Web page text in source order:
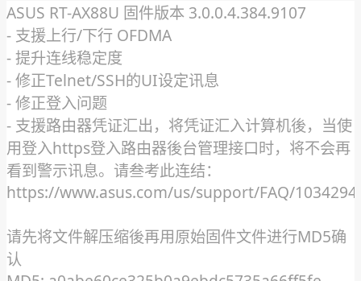
ASUS RT-AX88U 固件版本 3.0.0.4.384.9107
- 支援上行/下行 OFDMA
- 提升连线稳定度
- 修正Telnet/SSH的UI设定讯息
- 修正登入问题
- 支援路由器凭证汇出，将凭证汇入计算机後，当使
用登入https登入路由器後台管理接口时，将不会再
看到警示讯息。请叁考此连结：
https://www.asus.com/us/support/FAQ/
请先将文件解压缩後再用原始固件文件进行MD5确
认